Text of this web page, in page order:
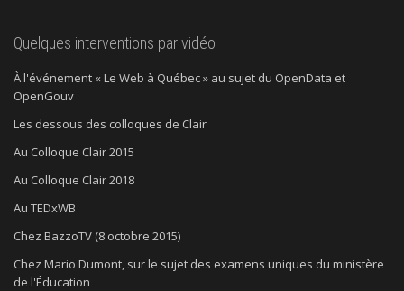
Quelques interventions par vidéo
À l'événement « Le Web à Québec » au sujet du OpenData et
OpenGouv
Les dessous des colloques de Clair
Au Colloque Clair 2015
Au Colloque Clair 2018
Au TEDxWB
Chez BazzoTV (8 octobre 2015)
Chez Mario Dumont, sur le sujet des examens uniques du ministère
de l'Éducation